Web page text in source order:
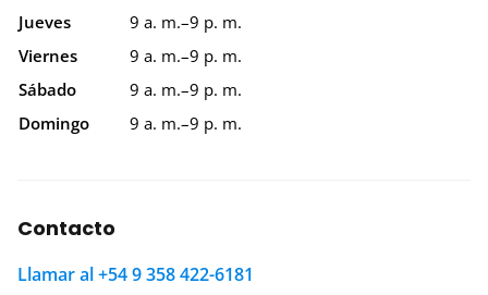
Jueves
9 a. m.–9 p. m.
Viernes
9 a. m.–9 p. m.
Sábado
9 a. m.–9 p. m.
Domingo
9 a. m.–9 p. m.
Contacto
Llamar al +54 9 358 422-6181